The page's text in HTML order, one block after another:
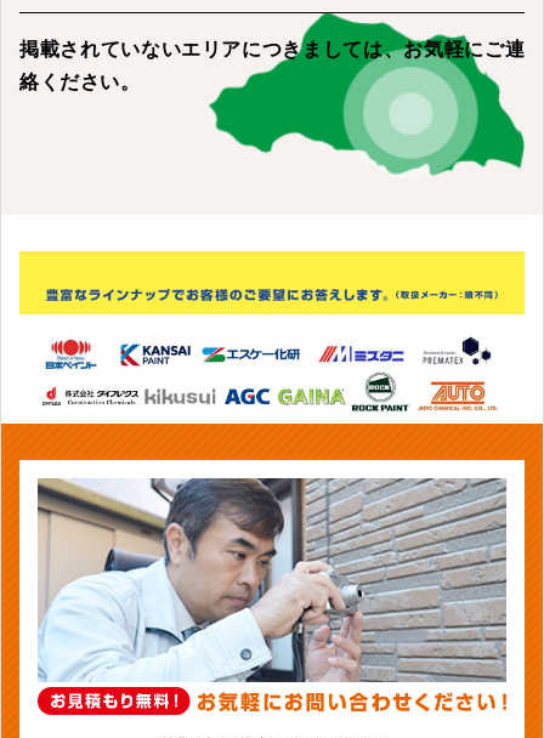
掲載されていないエリアにつきましては、お気軽にご連
絡ください。